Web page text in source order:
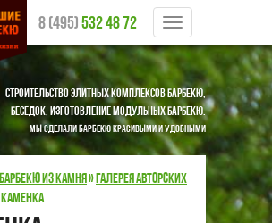
Меню
8 (495)532 48 72
Строительство элитных комплексов барбекю,
беседок, изготовление модульных барбекю.
Мы сделали барбекю красивыми и удобными
Барбекю из камня»Галерея авторских
Каменка